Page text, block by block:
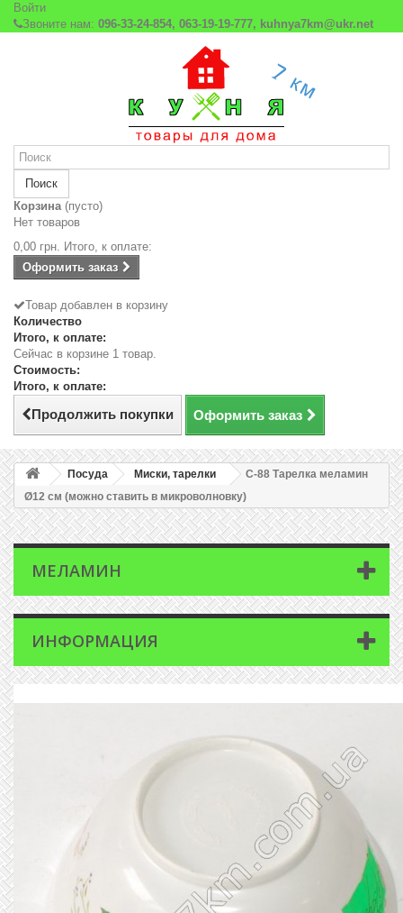
Войти
Звоните нам: 096-33-24-854, 063-19-19-777, kuhnya7km@ukr.net
Поиск
Корзина (пусто)
Нет товаров
0,00 грн. Итого, к оплате:
Оформить заказ
Товар добавлен в корзину
Количество
Итого, к оплате:
Сейчас в корзине 1 товар.
Стоимость:
Итого, к оплате:
Продолжить покупки Оформить заказ
Посуда Миски, тарелки
C-88 Тарелка меламин
Ø12 см (можно ставить в микроволновку)
МЕЛАМИН
ИНФОРМАЦИЯ